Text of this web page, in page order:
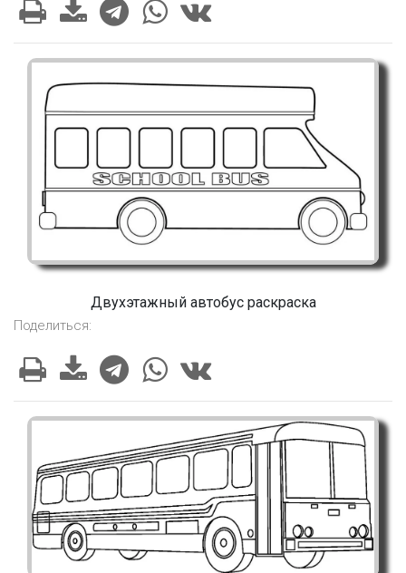
Двухэтажный автобус раскраска
Поделиться: